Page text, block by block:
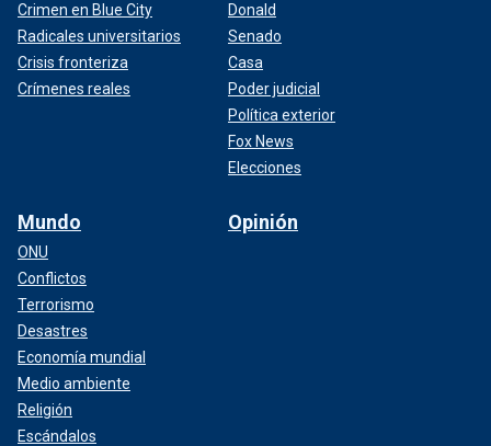
Crimen en Blue City
Radicales universitarios
Crisis fronteriza
Crímenes reales
Donald
Senado
Casa
Poder judicial
Política exterior
Fox News
Elecciones
Mundo
ONU
Conflictos
Terrorismo
Desastres
Economía mundial
Medio ambiente
Religión
Escándalos
Opinión